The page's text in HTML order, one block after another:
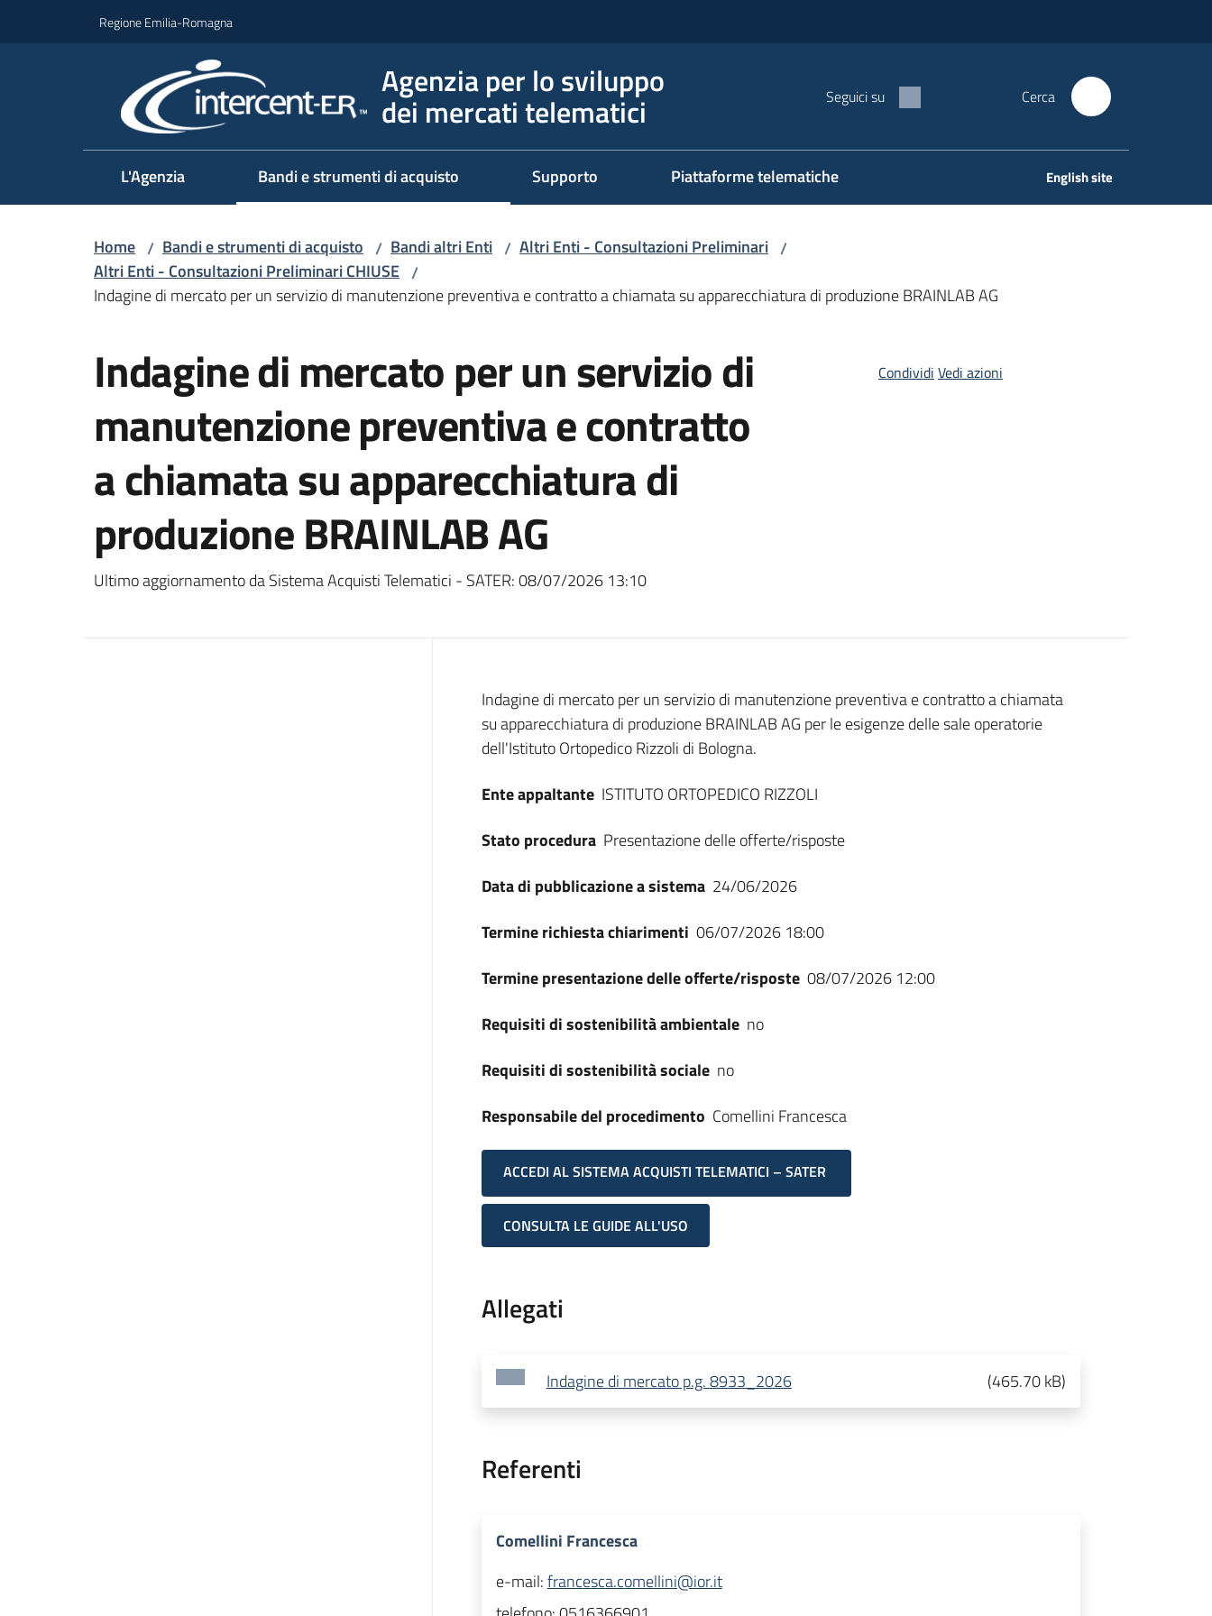
Regione Emilia-Romagna
Agenzia per lo sviluppo
dei mercati telematici Seguici su Cerca
L'Agenzia Bandi e strumenti di acquisto Supporto Piattaforme telematiche English site
Home / Bandi e strumenti di acquisto / Bandi altri Enti / Altri Enti - Consultazioni Preliminari /
Altri Enti - Consultazioni Preliminari CHIUSE /
Indagine di mercato per un servizio di manutenzione preventiva e contratto a chiamata su apparecchiatura di produzione BRAINLAB AG
Indagine di mercato per un servizio di
manutenzione preventiva e contratto
a chiamata su apparecchiatura di
produzione BRAINLAB AG
Ultimo aggiornamento da Sistema Acquisti Telematici - SATER:08/07/2026 13:10
Condividi Vedi azioni
Dati del bando
Indagine di mercato per un servizio di manutenzione preventiva e contratto a chiamata
su apparecchiatura di produzione BRAINLAB AG per le esigenze delle sale operatorie
dell'Istituto Ortopedico Rizzoli di Bologna.
Ente appaltante ISTITUTO ORTOPEDICO RIZZOLI
Stato procedura Presentazione delle offerte/risposte
Data di pubblicazione a sistema 24/06/2026
Termine richiesta chiarimenti 06/07/2026 18:00
Termine presentazione delle offerte/risposte 08/07/2026 12:00
Requisiti di sostenibilità ambientale no
Requisiti di sostenibilità sociale no
Responsabile del procedimento Comellini Francesca
ACCEDI AL SISTEMA ACQUISTI TELEMATICI – SATER
CONSULTA LE GUIDE ALL'USO
Allegati
Indagine di mercato p.g. 8933_2026 (465.70 kB)
Referenti
Comellini Francesca
e-mail:francesca.comellini@ior.it